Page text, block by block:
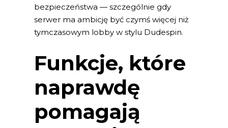
bezpieczeństwa — szczególnie gdy
serwer ma ambicję być czymś więcej niż
tymczasowym lobby w stylu Dudespin.
Funkcje, które
naprawdę
pomagają